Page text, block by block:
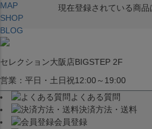
MAP
SHOP
BLOG
セレクション大阪店BIGSTEP 2F
営業：平日・土日祝12:00～19:00
〒542-008
大阪府大阪市中央区西心斎橋1丁目6番14
現在登録されている商品
よくある質問
決済方法・送料
会員登録